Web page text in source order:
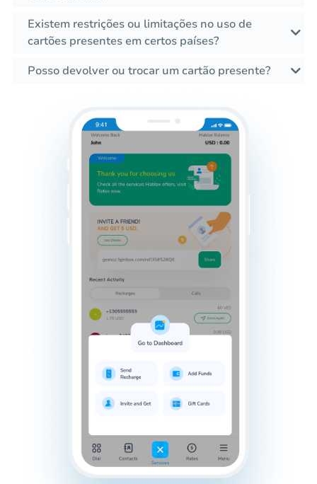
Existem restrições ou limitações no uso de
cartões presentes em certos países?
Posso devolver ou trocar um cartão presente?